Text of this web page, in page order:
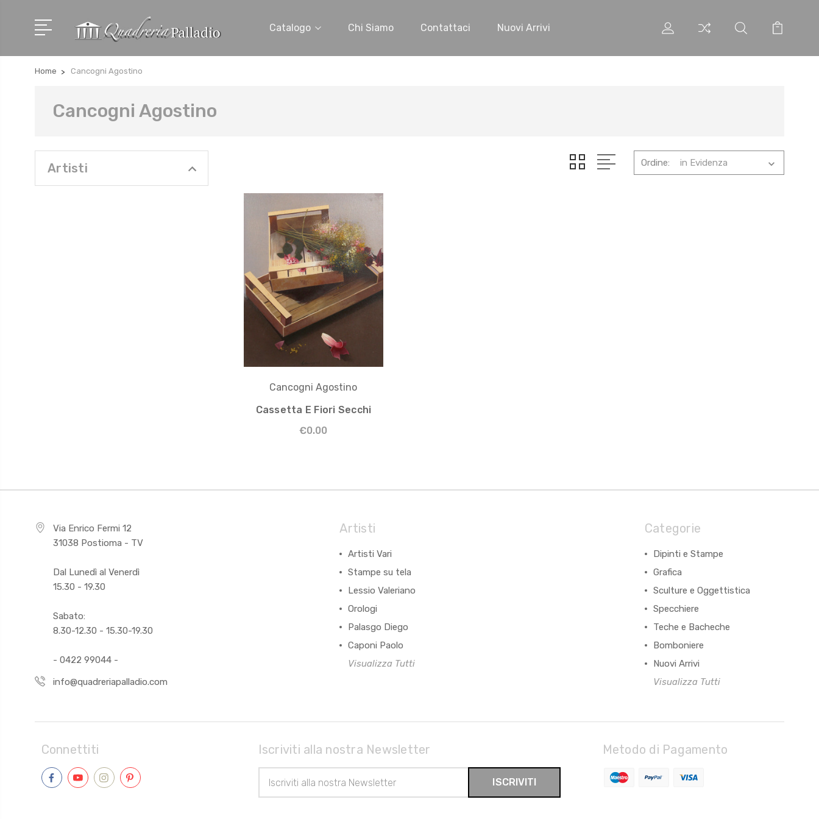
Catalogo Chi Siamo Contattaci Nuovi Arrivi
Home Cancogni Agostino
Cancogni Agostino
Artisti Ordine:
Cancogni Agostino
Cassetta E Fiori Secchi
€0.00
Via Enrico Fermi 12
31038 Postioma - TV
Dal Lunedì al Venerdì
15.30 - 19.30
Sabato:
8.30-12.30 - 15.30-19.30
- 0422 99044 -
info@quadreriapalladio.com
Artisti
Artisti Vari
Stampe su tela
Lessio Valeriano
Orologi
Palasgo Diego
Caponi Paolo
Visualizza Tutti
Categorie
Dipinti e Stampe
Grafica
Sculture e Oggettistica
Specchiere
Teche e Bacheche
Bomboniere
Nuovi Arrivi
Visualizza Tutti
Connettiti Iscriviti alla nostra Newsletter
Email
Metodo di Pagamento